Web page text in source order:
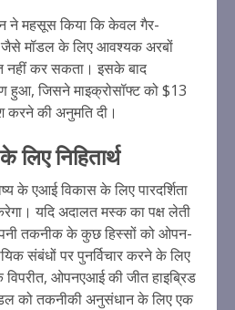
ने महसूस किया कि केवल गैर-
जैसे मॉडल के लिए आवश्यक अरबों
नहीं कर सकता। इसके बाद
हुआ, जिसने माइक्रोसॉफ्ट को $13
करने की अनुमति दी।
निहितार्थ
के एआई विकास के लिए पारदर्शिता
यदि अदालत मस्क का पक्ष लेती
तकनीक के कुछ हिस्सों को ओपन-
संबंधों पर पुनर्विचार करने के लिए
ओपनएआई की जीत हाइब्रिड
को तकनीकी अनुसंधान के लिए एक